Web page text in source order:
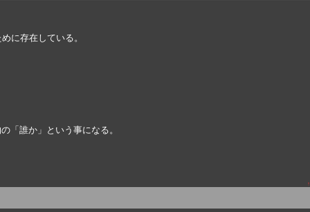
に存在している。
「誰か」という事になる。
↑